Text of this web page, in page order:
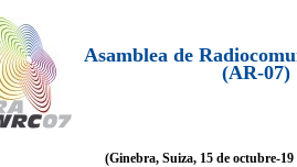
Asamblea de
(AR-07)
(Ginebra, Suiza, 15 de octubre-19